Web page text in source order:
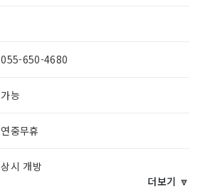
055-650-4680
가능
연중무휴
상시 개방
더보기 🔽